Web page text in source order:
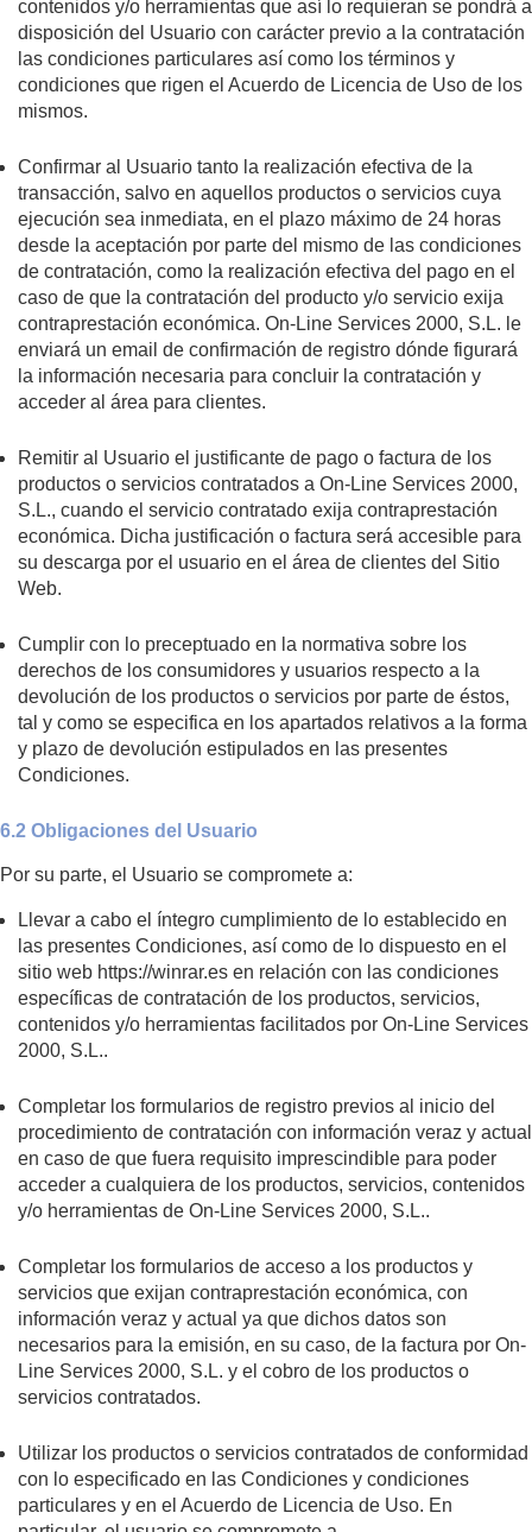
contenidos y/o herramientas que así lo requieran se pondrá a
disposición del Usuario con carácter previo a la contratación
las condiciones particulares así como los términos y
condiciones que rigen el Acuerdo de Licencia de Uso de los
mismos.
Confirmar al Usuario tanto la realización efectiva de la
transacción, salvo en aquellos productos o servicios cuya
ejecución sea inmediata, en el plazo máximo de 24 horas
desde la aceptación por parte del mismo de las condiciones
de contratación, como la realización efectiva del pago en el
caso de que la contratación del producto y/o servicio exija
contraprestación económica. On-Line Services 2000, S.L. le
enviará un email de confirmación de registro dónde figurará
la información necesaria para concluir la contratación y
acceder al área para clientes.
Remitir al Usuario el justificante de pago o factura de los
productos o servicios contratados a On-Line Services 2000,
S.L., cuando el servicio contratado exija contraprestación
económica. Dicha justificación o factura será accesible para
su descarga por el usuario en el área de clientes del Sitio
Web.
Cumplir con lo preceptuado en la normativa sobre los
derechos de los consumidores y usuarios respecto a la
devolución de los productos o servicios por parte de éstos,
tal y como se especifica en los apartados relativos a la forma
y plazo de devolución estipulados en las presentes
Condiciones.
6.2 Obligaciones del Usuario
Por su parte, el Usuario se compromete a:
Llevar a cabo el íntegro cumplimiento de lo establecido en
las presentes Condiciones, así como de lo dispuesto en el
sitio web https://winrar.es en relación con las condiciones
específicas de contratación de los productos, servicios,
contenidos y/o herramientas facilitados por On-Line Services
2000, S.L..
Completar los formularios de registro previos al inicio del
procedimiento de contratación con información veraz y actual
en caso de que fuera requisito imprescindible para poder
acceder a cualquiera de los productos, servicios, contenidos
y/o herramientas de On-Line Services 2000, S.L..
Completar los formularios de acceso a los productos y
servicios que exijan contraprestación económica, con
información veraz y actual ya que dichos datos son
necesarios para la emisión, en su caso, de la factura por On-
Line Services 2000, S.L. y el cobro de los productos o
servicios contratados.
Utilizar los productos o servicios contratados de conformidad
con lo especificado en las Condiciones y condiciones
particulares y en el Acuerdo de Licencia de Uso. En